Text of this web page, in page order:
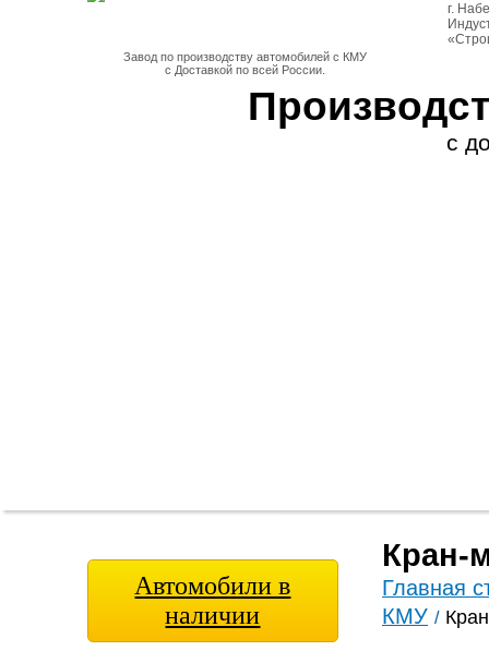
Завод по производству автомобилей с КМУ
с Доставкой по всей России.
г.
с
Автомобили в
наличии
Кран-
Главная
КМУ /